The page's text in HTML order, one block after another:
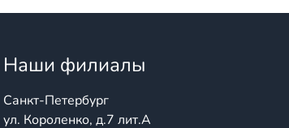
Наши филиалы
Санкт-Петербург
ул. Короленко, д.7 лит.А